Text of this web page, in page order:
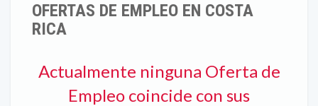
OFERTAS DE EMPLEO EN COSTA
RICA
Actualmente ninguna Oferta de
Empleo coincide con sus